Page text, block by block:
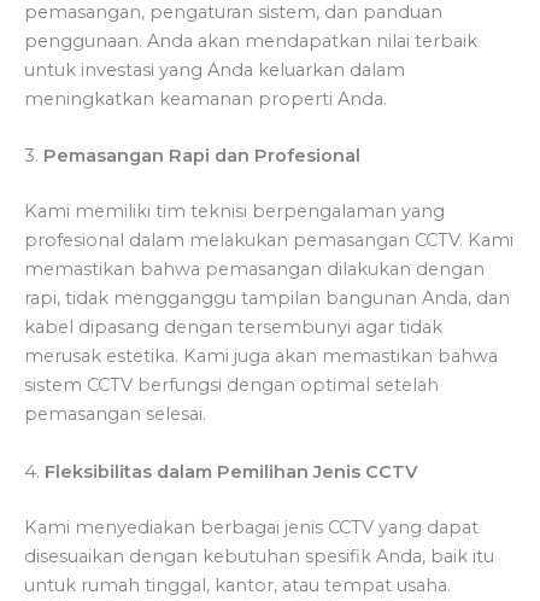
pemasangan, pengaturan sistem, dan panduan
penggunaan. Anda akan mendapatkan nilai terbaik
untuk investasi yang Anda keluarkan dalam
meningkatkan keamanan properti Anda.
3. Pemasangan Rapi dan Profesional
Kami memiliki tim teknisi berpengalaman yang
profesional dalam melakukan pemasangan CCTV. Kami
memastikan bahwa pemasangan dilakukan dengan
rapi, tidak mengganggu tampilan bangunan Anda, dan
kabel dipasang dengan tersembunyi agar tidak
merusak estetika. Kami juga akan memastikan bahwa
sistem CCTV berfungsi dengan optimal setelah
pemasangan selesai.
4. Fleksibilitas dalam Pemilihan Jenis CCTV
Kami menyediakan berbagai jenis CCTV yang dapat
disesuaikan dengan kebutuhan spesifik Anda, baik itu
untuk rumah tinggal, kantor, atau tempat usaha.